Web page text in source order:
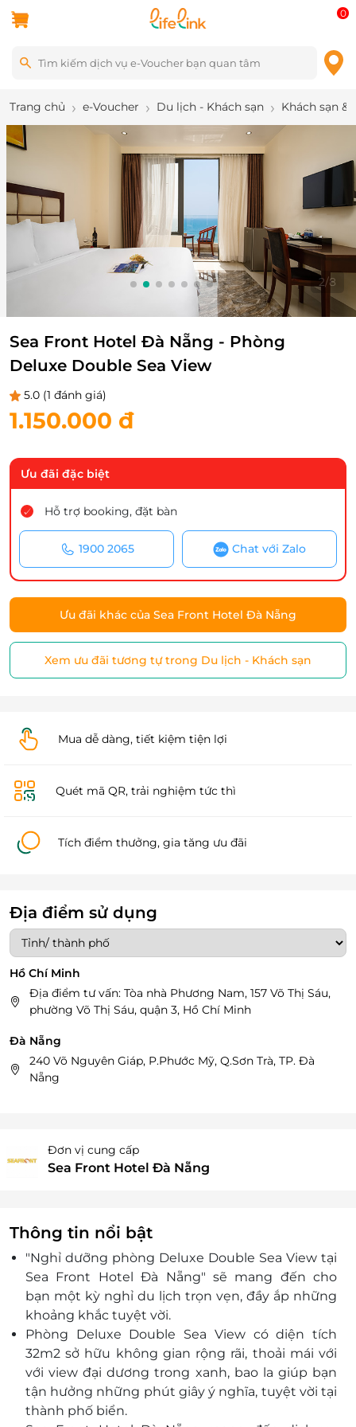
0
Trang chủ e-Voucher Du lịch - Khách sạn Khách sạn &
2/8
Sea Front Hotel Đà Nẵng - Phòng
Deluxe Double Sea View
5.0 (1 đánh giá)
1.150.000 đ
Ưu đãi đặc biệt
Hỗ trợ booking, đặt bàn
1900 2065 Chat với Zalo
Ưu đãi khác của Sea Front Hotel Đà Nẵng
Xem ưu đãi tương tự trong Du lịch - Khách sạn
Mua dễ dàng, tiết kiệm tiện lợi
Quét mã QR, trải nghiệm tức thì
Tích điểm thưởng, gia tăng ưu đãi
Địa điểm sử dụng
Hồ Chí Minh
Địa điểm tư vấn: Tòa nhà Phương Nam, 157 Võ Thị Sáu,
phường Võ Thị Sáu, quận 3, Hồ Chí Minh
Đà Nẵng
240 Võ Nguyên Giáp, P.Phước Mỹ, Q.Sơn Trà, TP. Đà
Nẵng
Đơn vị cung cấp
Sea Front Hotel Đà Nẵng
Thông tin nổi bật
"Nghỉ dưỡng phòng Deluxe Double Sea View tại
Sea Front Hotel Đà Nẵng" sẽ mang đến cho
bạn một kỳ nghỉ du lịch trọn vẹn, đầy ắp những
khoảng khắc tuyệt vời.
Phòng Deluxe Double Sea View có diện tích
32m2 sở hữu không gian rộng rãi, thoải mái với
với view đại dương trong xanh, bao la giúp bạn
tận hưởng những phút giây ý nghĩa, tuyệt vời tại
thành phố biển.